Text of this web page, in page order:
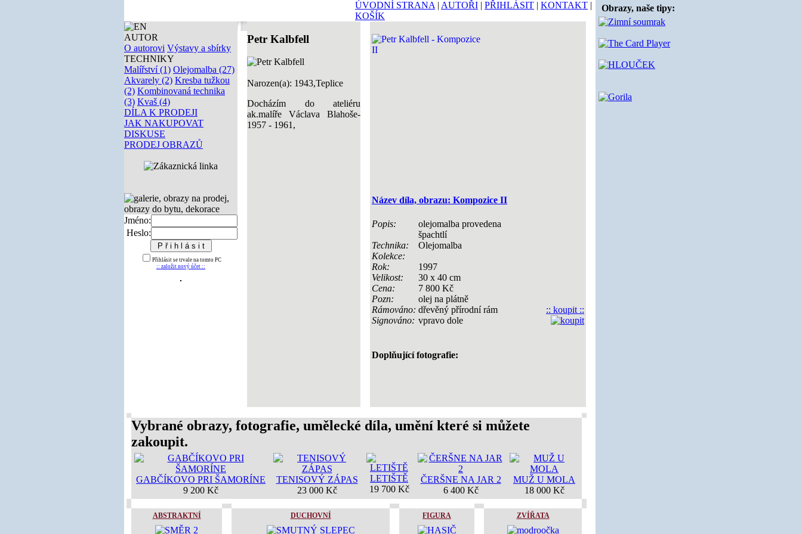
ÚVODNÍ STRANA | AUTOŘI | PŘIHLÁSIT | KONTAKT |
KOŠÍK
AUTOR
O autorovi Výstavy a sbírky
TECHNIKY
Malířství (1) Olejomalba (27)
Akvarely (2) Kresba tužkou
(2) Kombinovaná technika
(3) Kvaš (4)
DÍLA K PRODEJI
JAK NAKUPOVAT
DISKUSE
PRODEJ OBRAZŮ
Jméno:
Heslo:
Přihlásit se trvale na tomto PC
:: založit nový účet ::
Petr Kalbfell
Narozen(a): 1943,Teplice
Docházím do ateliéru
ak.malíře Václava Blahoše-
1957 - 1961,
Název díla, obrazu: Kompozice II
Popis:
olejomalba provedena
špachtlí
Technika:
Olejomalba
Kolekce:
Rok:
1997
Velikost:
30 x 40 cm
Cena:
7 800 Kč
Pozn:
olej na plátně
Rámováno: dřevěný přírodní rám
Signováno: vpravo dole
:: koupit ::
Doplňující fotografie:
Vybrané obrazy, fotografie, umělecké díla, umění které si můžete
zakoupit.
GABČÍKOVO PRI ŠAMORÍNE
9 200 Kč
TENISOVÝ ZÁPAS
23 000 Kč
LETIŠTĚ
19 700 Kč
ČERŠNE NA JAR 2
6 400 Kč
MUŽ U MOLA
18 000 Kč
ABSTRAKTNÍ DUCHOVNÍ FIGURA ZVÍŘATA
Obrazy, naše tipy: